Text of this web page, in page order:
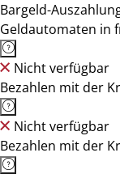
Bargeld-
Geldautomaten in
Nicht verfügbar
Bezahlen mit der
Nicht verfügbar
Bezahlen mit der